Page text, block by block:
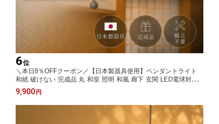
6位
＼本日8％OFFクーポン／【日本製器具使用】ペンダントライト
和紙 破けない 完成品 丸 和室 照明 和風 廊下 玄関 LED電球対応 l
ed 照明器具 和モダン 6畳 シーリング 天井照明 和風照明 ペンダ
ント照明 4.5畳 和風照明器具 和風ペンダントライト ジャポニカM
akari
9,900円